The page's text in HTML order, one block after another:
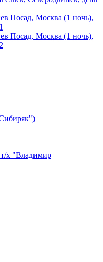
Посад, Москва (1 ночь),
Посад, Москва (1 ночь),
т/х "Владимир